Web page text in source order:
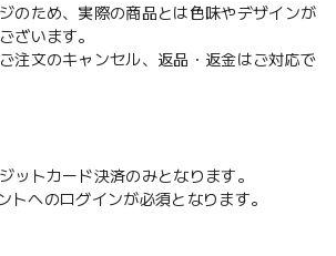
のため、実際の商品とは色味やデザインが
ざいます。
注文のキャンセル、返品・返金はご対応で
ットカード決済のみとなります。
トへのログインが必須となります。